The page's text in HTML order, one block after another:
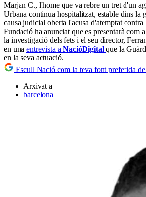
Marjan C., l'home que va rebre un tret d'un
Urbana continua hospitalitzat, estable dins la
causa judicial oberta l'acusa d'atemptat
Fundació ha anunciat que es presentarà com
la investigació dels fets i el seu director,
en una entrevista a NacióDigital que la
en la seva actuació.
Escull Nació com la teva font preferida
Arxivat a
barcelona